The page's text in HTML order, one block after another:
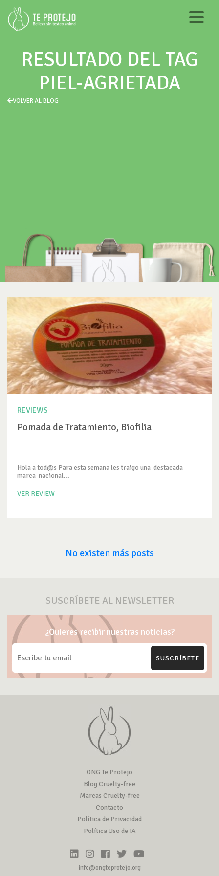
RESULTADO DEL TAG
PIEL-AGRIETADA
VOLVER AL BLOG
REVIEWS
Pomada de Tratamiento, Biofilia
Hola a tod@s Para esta semana les traigo una destacada
marca nacional...
VER REVIEW
No existen más posts
SUSCRÍBETE AL NEWSLETTER
¿Quieres recibir nuestras noticias?
SUSCRÍBETE
ONG Te Protejo
Blog Cruelty-free
Marcas Cruelty-free
Contacto
Política de Privacidad
Política Uso de IA
info@ongteprotejo.org